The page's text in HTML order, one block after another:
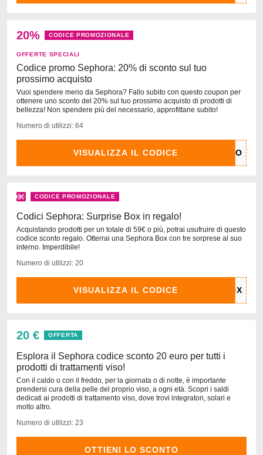
20% CODICE PROMOZIONALE
OFFERTE SPECIALI
Codice promo Sephora: 20% di sconto sul tuo
prossimo acquisto
Vuoi spendere meno da Sephora? Fallo subito con questo coupon per
ottenere uno sconto del 20% sul tuo prossimo acquisto di prodotti di
bellezza! Non spendere più del necessario, approfittane subito!
Numero di utilizzi: 64
VISUALIZZA IL CODICE
CODICE PROMOZIONALE
Codici Sephora: Surprise Box in regalo!
Acquistando prodotti per un totale di 59€ o più, potrai usufruire di questo
codice sconto regalo. Otterrai una Sephora Box con tre sorprese al suo
interno. Imperdibile!
Numero di utilizzi: 20
VISUALIZZA IL CODICE
20 € OFFERTA
Esplora il Sephora codice sconto 20 euro per tutti i
prodotti di trattamenti viso!
Con il caldo o con il freddo, per la giornata o di notte, è importante
prendersi cura della pelle del proprio viso, a ogni età. Scopri i saldi
dedicati ai prodotti di trattamento viso, dove trovi integratori, solari e
molto altro.
Numero di utilizzi: 23
OTTIENI LO SCONTO